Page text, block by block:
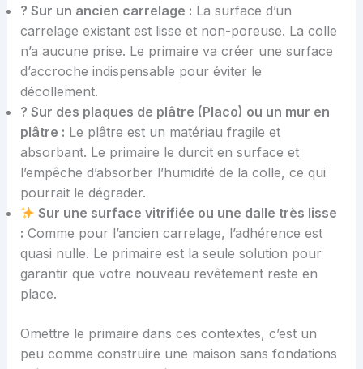
? Sur un ancien carrelage : La surface d’un
carrelage existant est lisse et non-poreuse. La colle
n’a aucune prise. Le primaire va créer une surface
d’accroche indispensable pour éviter le
décollement.
? Sur des plaques de plâtre (Placo) ou un mur en
plâtre : Le plâtre est un matériau fragile et
absorbant. Le primaire le durcit en surface et
l’empêche d’absorber l’humidité de la colle, ce qui
pourrait le dégrader.
Sur une surface vitrifiée ou une dalle très lisse
: Comme pour l’ancien carrelage, l’adhérence est
quasi nulle. Le primaire est la seule solution pour
garantir que votre nouveau revêtement reste en
place.
Omettre le primaire dans ces contextes, c’est un
peu comme construire une maison sans fondations